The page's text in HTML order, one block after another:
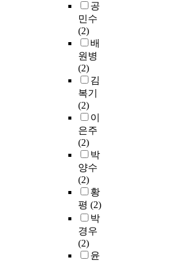
공
민수
(2)
배
원병
(2)
김
복기
(2)
이
은주
(2)
박
양수
(2)
황
평 (2)
박
경우
(2)
윤